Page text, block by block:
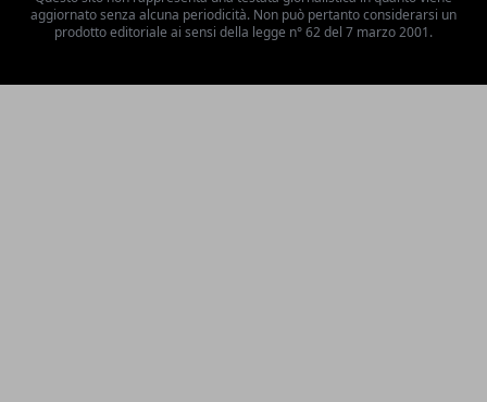
aggiornato senza alcuna periodicità. Non può pertanto considerarsi un
prodotto editoriale ai sensi della legge n° 62 del 7 marzo 2001.